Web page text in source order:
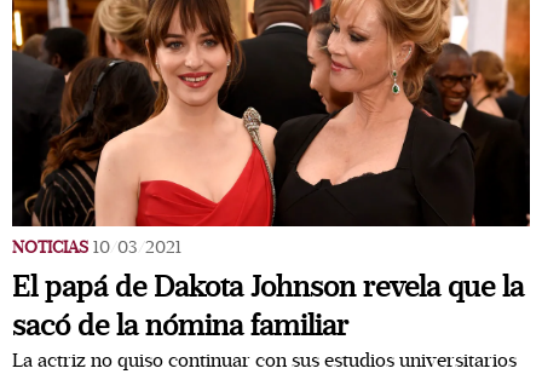
NOTICIAS 10/03/2021
El papá de Dakota Johnson revela que la
sacó de la nómina familiar
La actriz no quiso continuar con sus estudios universitarios